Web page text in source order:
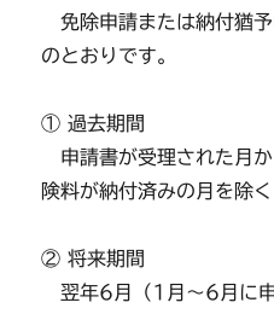
免除申請または納付猶
のとおりです。
① 過去期間
申請書が受理された月か
険料が納付済みの月を除
② 将来期間
翌年6月（1月～6月に